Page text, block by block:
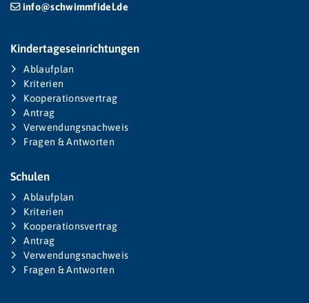
info@schwimmfidel.de
Kindertageseinrichtungen
Ablaufplan
Kriterien
Kooperationsvertrag
Antrag
Verwendungsnachweis
Fragen & Antworten
Schulen
Ablaufplan
Kriterien
Kooperationsvertrag
Antrag
Verwendungsnachweis
Fragen & Antworten